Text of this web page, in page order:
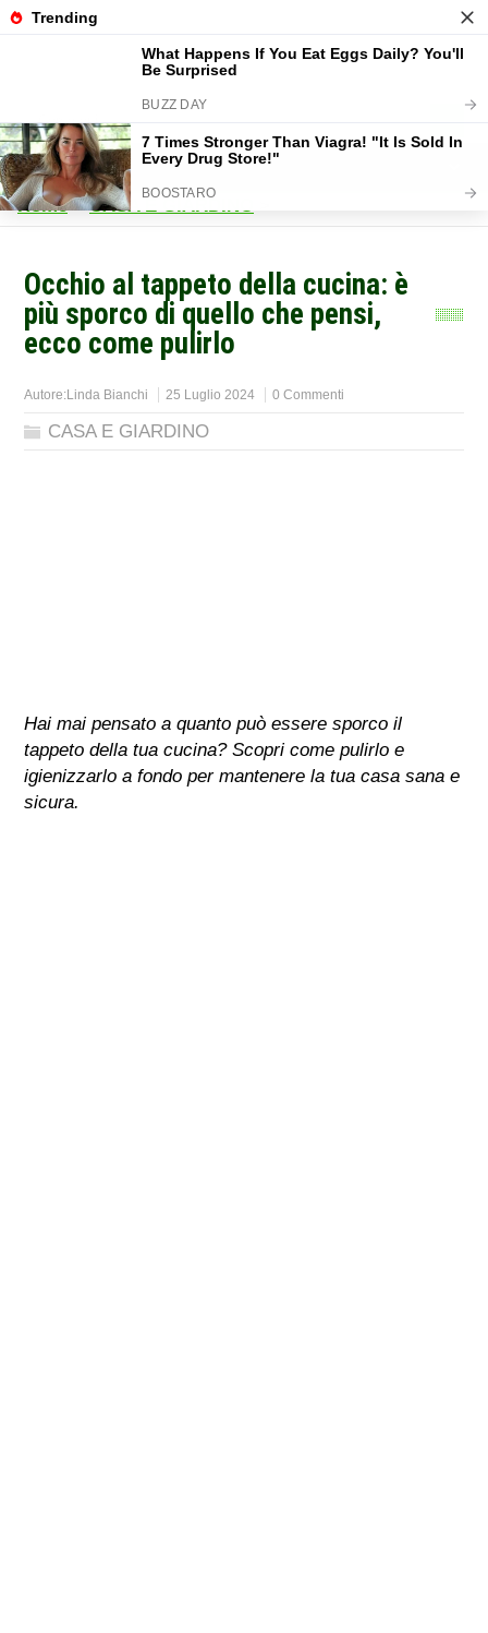
Home>CASA E GIARDINO
Occhio al tappeto della cucina: è
più sporco di quello che pensi,
ecco come pulirlo
Autore:Linda Bianchi 25 Luglio 2024 0 Commenti
CASA E GIARDINO
Hai mai pensato a quanto può essere sporco il
tappeto della tua cucina? Scopri come pulirlo e
igienizzarlo a fondo per mantenere la tua casa sana e
sicura.